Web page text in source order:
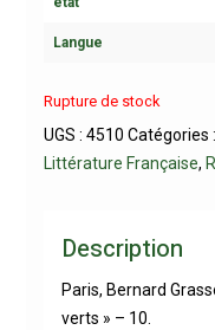
Langue
Rupture de stock
UGS : 4510 Catégories :
Littérature Française,
Description
Paris, Bernard
verts » – 10.